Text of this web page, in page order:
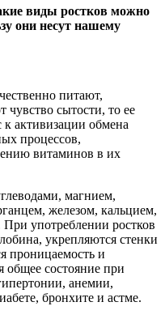
виды ростков можно
они несут нашему
питают,
чувство сытости, то ее
активизации обмена
процессов,
витаминов в их
магнием,
железом, кальцием,
употреблении ростков
укрепляются стенки
проницаемость и
общее состояние при
анемии,
бронхите и астме.